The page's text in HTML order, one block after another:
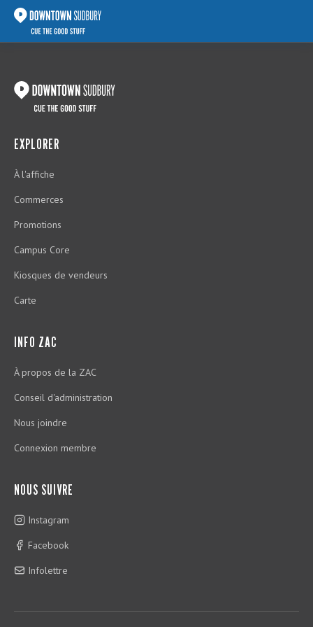
EXPLORER
À l'affiche
Commerces
Promotions
Campus Core
Kiosques de vendeurs
Carte
INFO ZAC
À propos de la ZAC
Conseil d'administration
Nous joindre
Connexion membre
NOUS SUIVRE
Instagram
Facebook
Infolettre